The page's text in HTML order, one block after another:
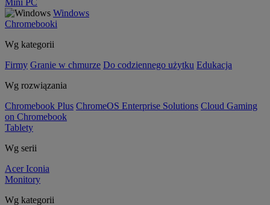
Mini PC
Windows
Chromebooki
Wg kategorii
Firmy Granie w chmurze Do codziennego użytku Edukacja
Wg rozwiązania
Chromebook Plus ChromeOS Enterprise Solutions Cloud Gaming
on Chromebook
Tablety
Wg serii
Acer Iconia
Monitory
Wg kategorii